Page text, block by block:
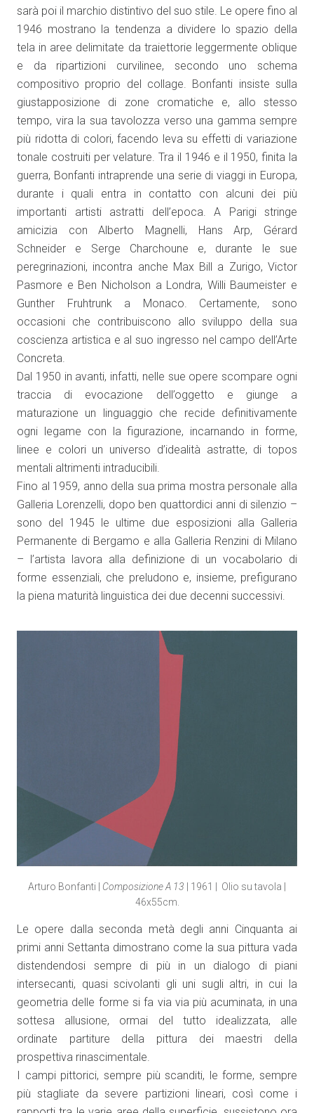
sarà poi il marchio distintivo del suo stile. Le opere fino al
1946 mostrano la tendenza a dividere lo spazio della
tela in aree delimitate da traiettorie leggermente oblique
e da ripartizioni curvilinee, secondo uno schema
compositivo proprio del collage. Bonfanti insiste sulla
giustapposizione di zone cromatiche e, allo stesso
tempo, vira la sua tavolozza verso una gamma sempre
più ridotta di colori, facendo leva su effetti di variazione
tonale costruiti per velature. Tra il 1946 e il 1950, finita la
guerra, Bonfanti intraprende una serie di viaggi in Europa,
durante i quali entra in contatto con alcuni dei più
importanti artisti astratti dell’epoca. A Parigi stringe
amicizia con Alberto Magnelli, Hans Arp, Gérard
Schneider e Serge Charchoune e, durante le sue
peregrinazioni, incontra anche Max Bill a Zurigo, Victor
Pasmore e Ben Nicholson a Londra, Willi Baumeister e
Gunther Fruhtrunk a Monaco. Certamente, sono
occasioni che contribuiscono allo sviluppo della sua
coscienza artistica e al suo ingresso nel campo dell’Arte
Concreta.
Dal 1950 in avanti, infatti, nelle sue opere scompare ogni
traccia di evocazione dell’oggetto e giunge a
maturazione un linguaggio che recide definitivamente
ogni legame con la figurazione, incarnando in forme,
linee e colori un universo d’idealità astratte, di topos
mentali altrimenti intraducibili.
Fino al 1959, anno della sua prima mostra personale alla
Galleria Lorenzelli, dopo ben quattordici anni di silenzio –
sono del 1945 le ultime due esposizioni alla Galleria
Permanente di Bergamo e alla Galleria Renzini di Milano
– l’artista lavora alla definizione di un vocabolario di
forme essenziali, che preludono e, insieme, prefigurano
la piena maturità linguistica dei due decenni successivi.
Arturo Bonfanti | Composizione A 13
| 1961 | Olio su tavola |
46x55cm.
Le opere dalla seconda metà degli anni Cinquanta ai
primi anni Settanta dimostrano come la sua pittura vada
distendendosi sempre di più in un dialogo di piani
intersecanti, quasi scivolanti gli uni sugli altri, in cui la
geometria delle forme si fa via via più acuminata, in una
sottesa allusione, ormai del tutto idealizzata, alle
ordinate partiture della pittura dei maestri della
prospettiva rinascimentale.
I campi pittorici, sempre più scanditi, le forme, sempre
più stagliate da severe partizioni lineari, così come i